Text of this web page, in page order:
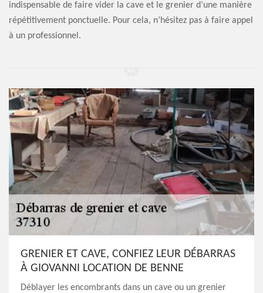
indispensable de faire vider la cave et le grenier d’une manière
répétitivement ponctuelle. Pour cela, n’hésitez pas à faire appel
à un professionnel.
GRENIER ET CAVE, CONFIEZ LEUR DÉBARRAS
À GIOVANNI LOCATION DE BENNE
Déblayer les encombrants dans un cave ou un grenier